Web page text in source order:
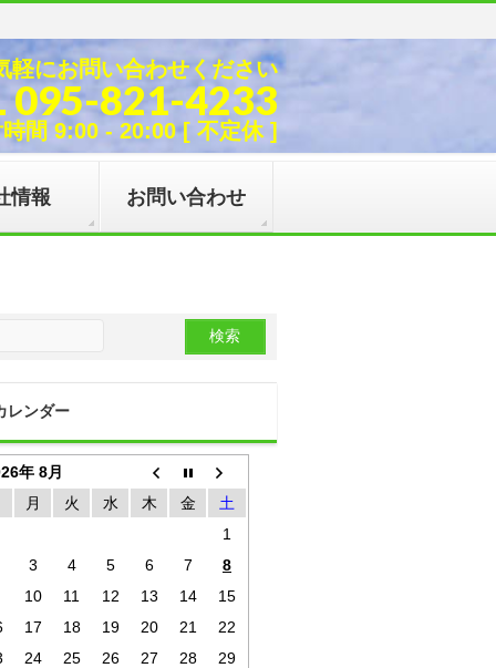
軽にお問い合わせください
095-821-4233
間 9:00 - 20:00 [ 不定休 ]
情報 お問い合わせ
レンダー
年 8月
月 火 水 木 金
土
1
3
4 5 6 7
8
10
11 12 13 14
15
17 18 19 20 21
22
24 25 26 27 28
29